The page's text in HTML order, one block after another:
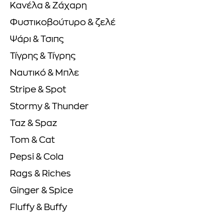
Κανέλα & Ζάχαρη
Φυστικοβούτυρο & ζελέ
Ψάρι & Τσιπς
Τίγρης & Τίγρης
Ναυτικό & Μπλε
Stripe & Spot
Stormy & Thunder
Taz & Spaz
Tom & Cat
Pepsi & Cola
Rags & Riches
Ginger & Spice
Fluffy & Buffy